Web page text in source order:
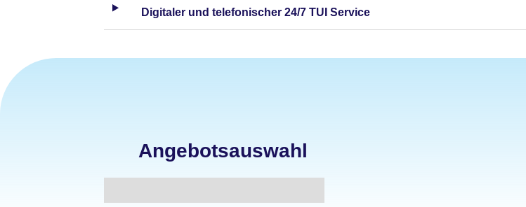
Digitaler und telefonischer 24/7 TUI Service
Angebotsauswahl